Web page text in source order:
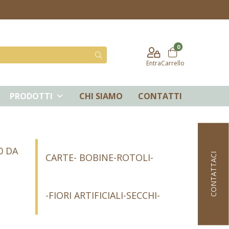
Entra
0
Carrello
PRODOTTI CHI SIAMO CONTATTI
DA
CARTE- BOBINE-ROTOLI-
-FIORI ARTIFICIALI-SECCHI- CONTATTACI